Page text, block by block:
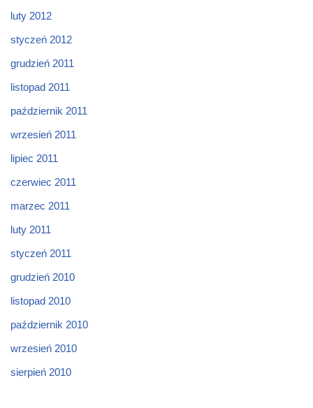
luty 2012
styczeń 2012
grudzień 2011
listopad 2011
październik 2011
wrzesień 2011
lipiec 2011
czerwiec 2011
marzec 2011
luty 2011
styczeń 2011
grudzień 2010
listopad 2010
październik 2010
wrzesień 2010
sierpień 2010